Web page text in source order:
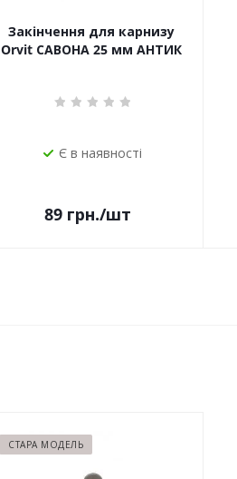
Закінчення для карнизу
Orvit САВОНА 25 мм АНТИК
Є в наявності
89 грн./шт
СТАРА МОДЕЛЬ